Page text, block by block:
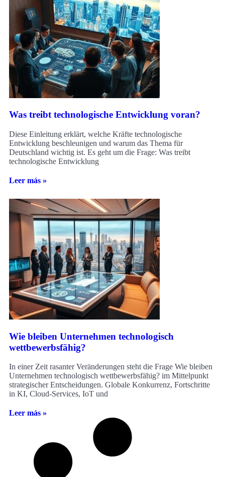
Was treibt technologische Entwicklung voran?
Diese Einleitung erklärt, welche Kräfte technologische
Entwicklung beschleunigen und warum das Thema für
Deutschland wichtig ist. Es geht um die Frage: Was treibt
technologische Entwicklung
Leer más »
Wie bleiben Unternehmen technologisch
wettbewerbsfähig?
In einer Zeit rasanter Veränderungen steht die Frage Wie bleiben
Unternehmen technologisch wettbewerbsfähig? im Mittelpunkt
strategischer Entscheidungen. Globale Konkurrenz, Fortschritte
in KI, Cloud-Services, IoT und
Leer más »